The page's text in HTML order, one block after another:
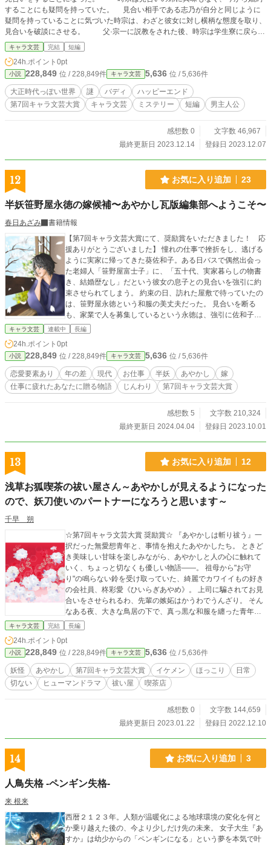
することにも疑問を持っていた。 見合い相手である志乃が自分と同じように
疑問を持っていることに気づいた時宗は、わざと彼女に対し横柄な態度を取り、
見合いを破談にさせる。 父·宗一に説教をされた後、時宗は学生寮に戻らず
に、同級生の藤島道信と落ちあった。 書庫掃除でたまたま見つけた鍵がかか
ったままの金庫を開けるために、時宗は道信に誘われ、喫茶店 浪漫俱楽部を訪
ねる。 そこには先ほどまで目の前に座っていた志乃が働いていた。 彼女は
女給として働きながら、客が持ち込んできた謎を簡単に解いていた。 しか
し、謎を解く彼女には、秘密があった。
キャラ文芸 完結 短編
24h.ポイント 0pt
小説 228,849 位 / 228,849件 キャラ文芸 5,636 位 / 5,636件
大正時代っぽい世界 謎 バディ
ハッピーエンド
第7回キャラ文芸大賞
キャラ文芸 ミステリー 短編 男主人公
感想数 0
文字数 46,967
最終更新日 2023.12.14
登録日 2023.12.07
12 お気に入り追加 23
半妖笹野屋永徳の嫁候補〜あやかし瓦版編集部へようこそ〜
春日あざみ
書籍情報
【第7回キャラ文芸大賞にて、奨励賞をいただきました！ 応
援ありがとうございました】 憧れの仕事で挫折をし、逃げる
ように実家に帰ってきた葵佐和子。ある日バスで偶然出会っ
た老婦人「笹野屋富士子」に、「五十代、実家暮らしの物書
き、結婚歴なし」だという彼女の息子との見合いを強引に約
束させられてしまう。 約束の日、訪れた屋敷で待っていたの
は、笹野屋永徳という和服の美丈夫だった。 見合いを断る
も、家業で人を募集しているという永徳は、強引に佐和子を
スカウトする。しかし、「職場見学」と称して案内された屋
「あやかし瓦版オンライン」の編集部。 見合いは断ったとい
うのに、「嫁候補」扱いをやめない永徳、個性豊かなあやか
したちに囲まれながら、あやかし瓦版の仕事を通して、佐和
子は働く喜びを取り戻していく。
キャラ文芸 連載中 長編
24h.ポイント 0pt
小説 228,849 位 / 228,849件 キャラ文芸 5,636 位 / 5,636件
恋愛要素あり 年の差 現代 お仕事 半妖 あやかし
嫁
仕事に疲れたあなたに贈る物語
じんわり 第7回キャラ文芸大賞
感想数 5
文字数 210,324
最終更新日 2024.04.04
登録日 2023.10.01
13 お気に入り追加 12
浅草お狐喫茶の祓い屋さん～あやかしが見えるようになった
ので、妖刀使いのパートナーになろうと思います～
千早 朔
☆第7回キャラ文芸大賞 奨励賞☆ 『あやかしは斬り祓う』一
択だった無愛想青年と、事情を抱えたあやかしたち。 ときど
き美味しい甘味を楽しみながら、あやかしと人の心に触れて
いく、ちょっと切なくも優しい物語――。 祖母から"お守
り"の鳴らない鈴を受け取っていた、綺麗でカワイイもの好き
の会社員、柊彩愛《ひいらぎあやめ》。 上司に騙されてお見
合いをさせられるわ、先輩の嫉妬はかうわでうんざり。 そん
なある夜、大きな鳥居の下で、真っ黒な和服を纏った青年と
出会う。 「……知ろうとするな。知らないままでいろ」 青年
ー』の正体に気づいているようで――？ 祓い屋？ あやか
し？ よくわからないけれど、事情も聞かずに祓っちゃダメで
しょ――！ こじらせ無愛想青年がポジティブヒロインに振り
回されつつ、絆されていくお話。 ※他サイトでも掲載中です
キャラ文芸 完結 長編
24h.ポイント 0pt
小説 228,849 位 / 228,849件 キャラ文芸 5,636 位 / 5,636件
妖怪 あやかし 第7回キャラ文芸大賞 イケメン ほっこり
日常
切ない
ヒューマンドラマ 祓い屋 喫茶店
感想数 0
文字数 144,659
最終更新日 2023.01.22
登録日 2022.12.10
14 お気に入り追加 3
人鳥失格 -ペンギン失格-
来 根来
西暦２１２３年。人類が温暖化による地球環境の変化を何と
か乗り越えた後の、今より少しだけ先の未来。 女子大生『あ
すか』は幼少からの「ペンギンになる」という夢を本気で叶